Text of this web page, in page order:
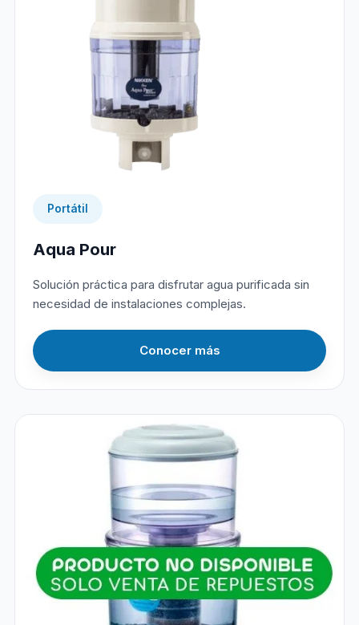
Portátil
Aqua Pour
Solución práctica para disfrutar agua purificada sin
necesidad de instalaciones complejas.
Conocer más